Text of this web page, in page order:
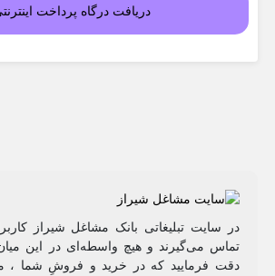
دریافت درگاه پرداخت
در سایت تبلیغاتی بانک مشاغل شیراز
تماس می‌گیرند و هیچ واسطه‌ای در این
دقت فرمایید که در خرید و فروشِ شما ،